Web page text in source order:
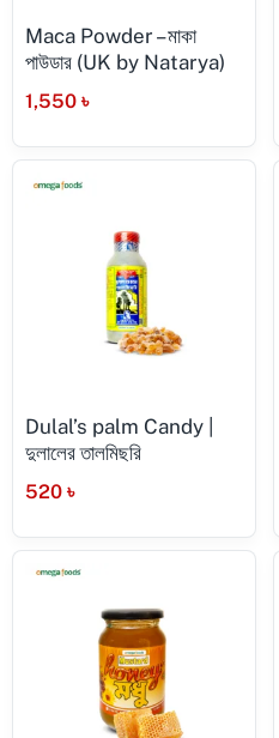
Maca Powder – মাকা
পাউডার (UK by Natarya)
1,550 ৳
Dulal’s palm Candy |
দুলালের তালমিছরি
520 ৳